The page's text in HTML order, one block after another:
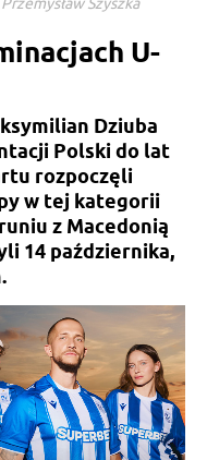
U-
Dziuba
Polski do lat
rozpoczęli
w tej kategorii
z Macedonią
14 października,